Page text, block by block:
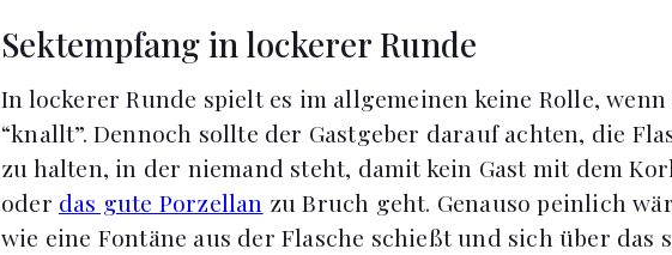
Sektempfang in lockerer Runde
In lockerer Runde spielt es im allgemeinen keine Rolle,
“knallt”. Dennoch sollte der Gastgeber darauf achten, die
zu halten, in der niemand steht, damit kein Gast mit dem
oder das gute Porzellan zu Bruch geht. Genauso peinlich
wie eine Fontäne aus der Flasche schießt und sich über das